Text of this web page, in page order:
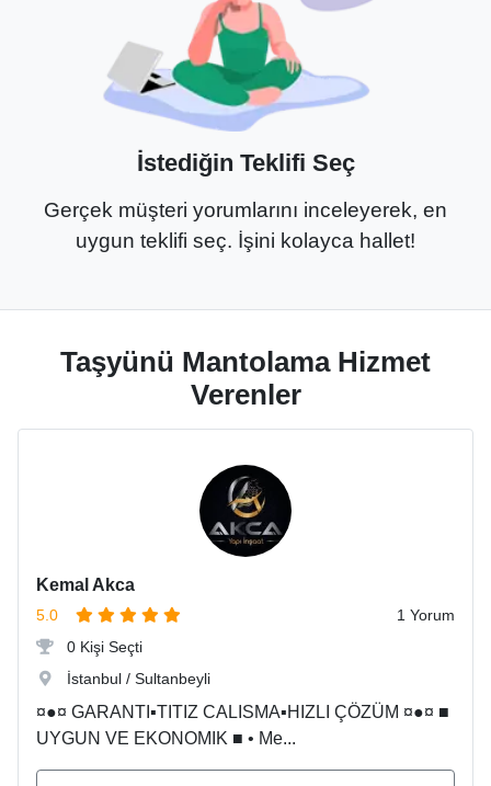
İstediğin Teklifi Seç
Gerçek müşteri yorumlarını inceleyerek, en
uygun teklifi seç. İşini kolayca hallet!
Taşyünü Mantolama Hizmet
Verenler
Kemal Akca
5.0
1 Yorum
0 Kişi Seçti
İstanbul / Sultanbeyli
¤●¤ GARANTI▪TITIZ CALISMA▪HIZLI ÇÖZÜM ¤●¤ ■
UYGUN VE EKONOMIK ■ • Me...